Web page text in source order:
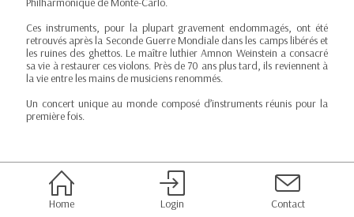
Ces instruments, pour la plupart gravement endommagés, ont été
retrouvés après la Seconde Guerre Mondiale dans les camps libérés et
les ruines des ghettos. Le maître luthier Amnon Weinstein a consacré
sa vie à restaurer ces violons. Près de 70 ans plus tard, ils reviennent à
la vie entre les mains de musiciens renommés.
Un concert unique au monde composé d’instruments réunis pour la
première fois.
Home Login Contact